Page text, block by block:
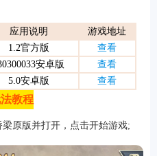
应用说明
游戏地址
1.2官方版
查看
安卓版
查看
5.0安卓版 查看
教程
原版并打开，点击开始游戏;